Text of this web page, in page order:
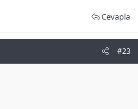
Cevapla
#23